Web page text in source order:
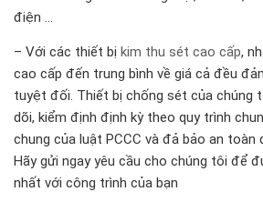
điện …
– Với các thiết bị kim thu sét cao cấp,
cao cấp đến trung bình về giá cả đều
tuyệt đối. Thiết bị chống sét của chúng
dõi, kiểm định định kỳ theo quy trình
chung của luật PCCC và đả bảo an toàn
Hãy gửi ngay yêu cầu cho chúng tôi để
nhất với công trình của bạn